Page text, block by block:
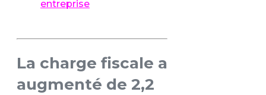
entreprise
La charge fiscale a
augmenté de 2,2